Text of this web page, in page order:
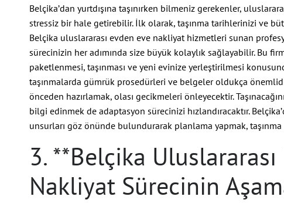
Belçika’dan yurtdışına taşınırken bilmeniz gerekenler,
stressiz bir hale getirebilir. İlk olarak, taşınma tarihlerinizi ve
Belçika uluslararası evden eve nakliyat hizmetleri sunan
sürecinizin her adımında size büyük kolaylık sağlayabilir. Bu
paketlenmesi, taşınması ve yeni evinize yerleştirilmesi
taşınmalarda gümrük prosedürleri ve belgeler oldukça
önceden hazırlamak, olası gecikmeleri önleyecektir.
bilgi edinmek de adaptasyon sürecinizi hızlandıracaktır.
unsurları göz önünde bulundurarak planlama yapmak,
3. **Belçika
Nakliyat Sürecinin